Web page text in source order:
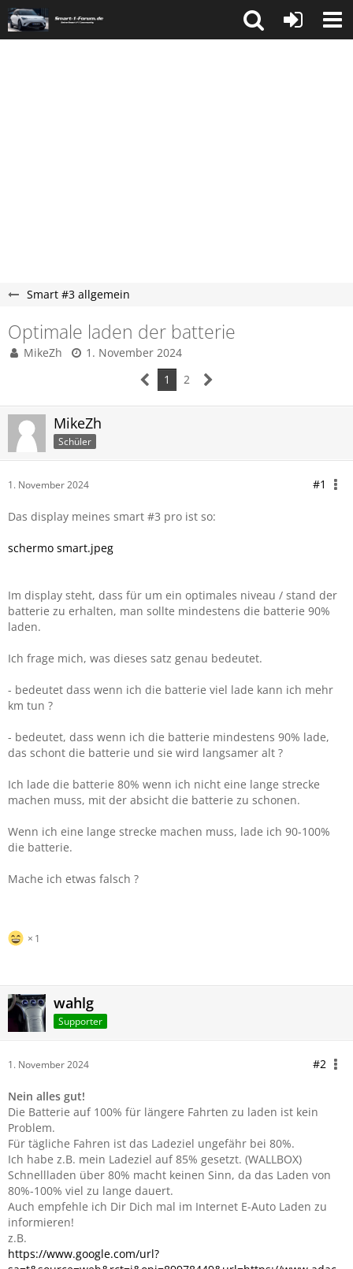
Smart #3 allgemein
Optimale laden der batterie
MikeZh
1. November 2024
1
2
MikeZh
Schüler
1. November 2024 #1
Das display meines smart #3 pro ist so:
schermo smart.jpeg
Im display steht, dass für um ein optimales niveau / stand der
batterie zu erhalten, man sollte mindestens die batterie 90%
laden.
Ich frage mich, was dieses satz genau bedeutet.
- bedeutet dass wenn ich die batterie viel lade kann ich mehr
km tun ?
- bedeutet, dass wenn ich die batterie mindestens 90% lade,
das schont die batterie und sie wird langsamer alt ?
Ich lade die batterie 80% wenn ich nicht eine lange strecke
machen muss, mit der absicht die batterie zu schonen.
Wenn ich eine lange strecke machen muss, lade ich 90-100%
die batterie.
Mache ich etwas falsch ?
1
wahlg
Supporter
1. November 2024 #2
Nein alles gut!
Die Batterie auf 100% für längere Fahrten zu laden ist kein
Problem.
Für tägliche Fahren ist das Ladeziel ungefähr bei 80%.
Ich habe z.B. mein Ladeziel auf 85% gesetzt. (WALLBOX)
Schnellladen über 80% macht keinen Sinn, da das Laden von
80%-100% viel zu lange dauert.
Auch empfehle ich Dir Dich mal im Internet E-Auto Laden zu
informieren!
z.B.
https://www.google.com/url?